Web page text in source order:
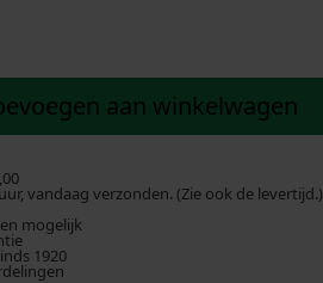
aan winkelwagen
vandaag verzonden. (Zie ook de levertijd.)
mogelijk
1920